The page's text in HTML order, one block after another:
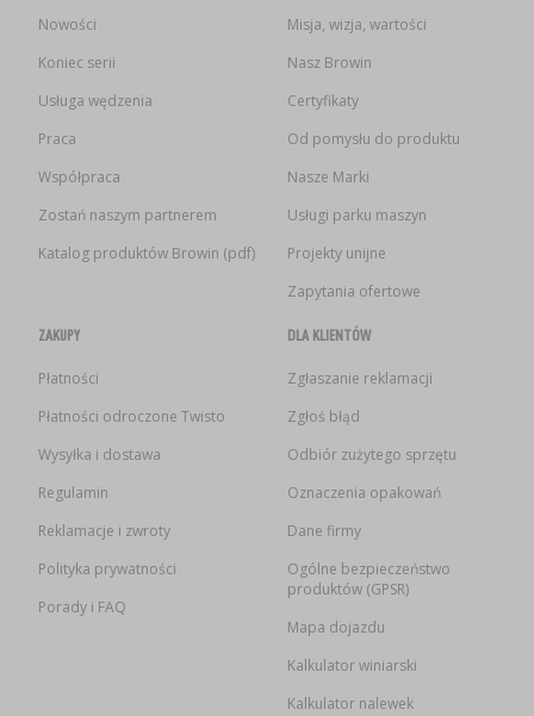
Nowości
Koniec serii
Usługa wędzenia
Praca
Współpraca
Zostań naszym partnerem
Katalog produktów Browin (pdf)
Misja, wizja, wartości
Nasz Browin
Certyfikaty
Od pomysłu do produktu
Nasze Marki
Usługi parku maszyn
Projekty unijne
Zapytania ofertowe
ZAKUPY
Płatności
Płatności odroczone Twisto
Wysyłka i dostawa
Regulamin
Reklamacje i zwroty
Polityka prywatności
Porady i FAQ
DLA KLIENTÓW
Zgłaszanie reklamacji
Zgłoś błąd
Odbiór zużytego sprzętu
Oznaczenia opakowań
Dane firmy
Ogólne bezpieczeństwo
produktów (GPSR)
Mapa dojazdu
Kalkulator winiarski
Kalkulator nalewek